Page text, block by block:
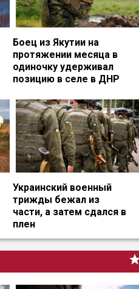
Боец из Якутии на
протяжении месяца в
одиночку удерживал
позицию в селе в ДНР
Украинский военный
трижды бежал из
части, а затем сдался в
плен